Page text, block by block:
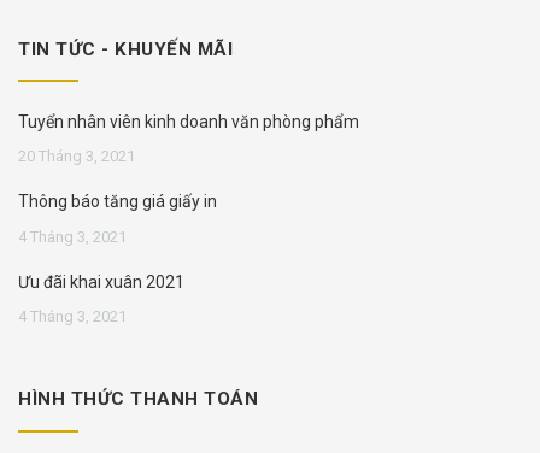
TIN TỨC - KHUYẾN MÃI
Tuyển nhân viên kinh doanh văn phòng phẩm
20 Tháng 3, 2021
Thông báo tăng giá giấy in
4 Tháng 3, 2021
Ưu đãi khai xuân 2021
4 Tháng 3, 2021
HÌNH THỨC THANH TOÁN